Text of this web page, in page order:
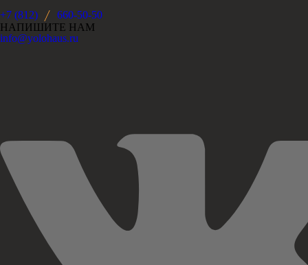
+7 (812)
660-50-50
НАПИШИТЕ НАМ
info@yolohaus.ru